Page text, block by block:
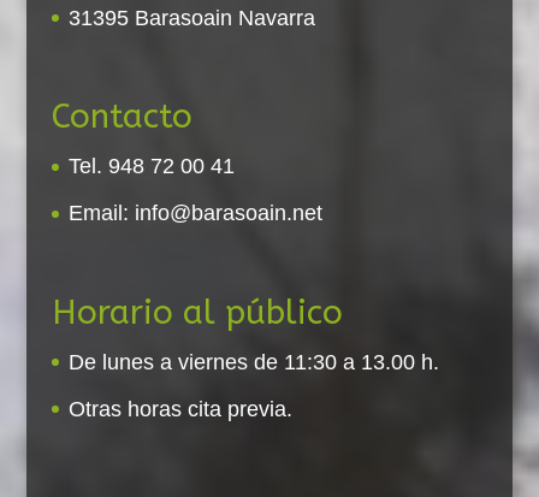
31395 Barasoain Navarra
Contacto
Tel. 948 72 00 41
Email: info@barasoain.net
Horario al público
De lunes a viernes de 11:30 a 13.00 h.
Otras horas cita previa.